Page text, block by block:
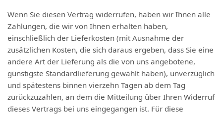
Wenn Sie diesen Vertrag widerrufen, haben wir Ihnen alle
Zahlungen, die wir von Ihnen erhalten haben,
einschließlich der Lieferkosten (mit Ausnahme der
zusätzlichen Kosten, die sich daraus ergeben, dass Sie eine
andere Art der Lieferung als die von uns angebotene,
günstigste Standardlieferung gewählt haben), unverzüglich
und spätestens binnen vierzehn Tagen ab dem Tag
zurückzuzahlen, an dem die Mitteilung über Ihren Widerruf
dieses Vertrags bei uns eingegangen ist. Für diese